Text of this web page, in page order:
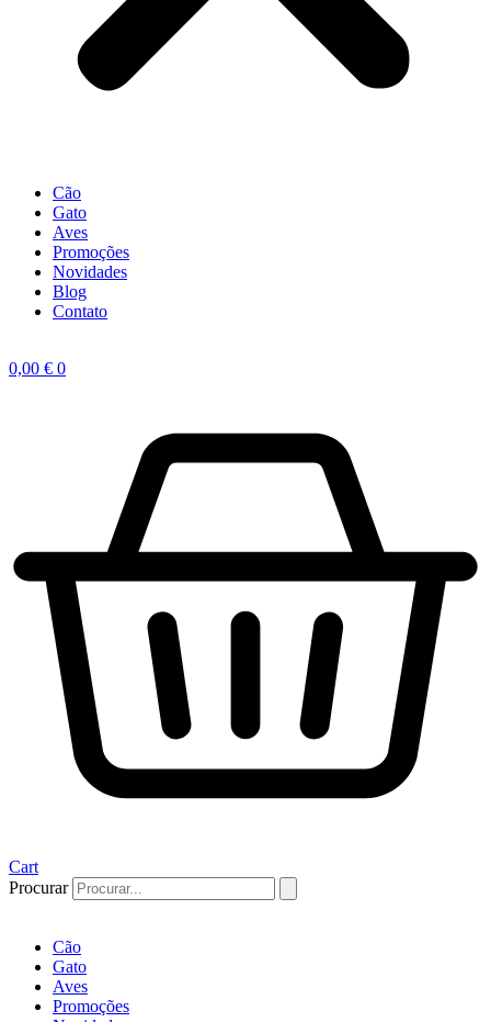
Cão
Gato
Aves
Promoções
Novidades
Blog
Contato
0,00 € 0
Cart
Procurar
Cão
Gato
Aves
Promoções